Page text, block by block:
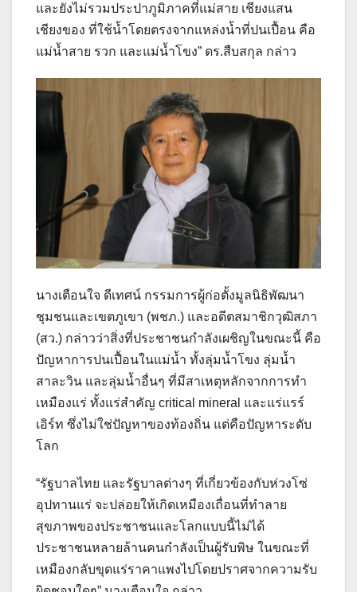
และยังไม่รวมประปาภูมิภาคที่แม่สาย เชียงแสน
เชียงของ ที่ใช้น้ำโดยตรงจากแหล่งน้ำที่ปนเปื้อน คือ
แม่น้ำสาย รวก และแม่น้ำโขง” ดร.สืบสกุล กล่าว
นางเตือนใจ ดีเทศน์ กรรมการผู้ก่อตั้งมูลนิธิพัฒนา
ชุมชนและเขตภูเขา (พชภ.) และอดีตสมาชิกวุฒิสภา
(สว.) กล่าวว่าสิ่งที่ประชาชนกำลังเผชิญในขณะนี้ คือ
ปัญหาการปนเปื้อนในแม่น้ำ ทั้งลุ่มน้ำโขง ลุ่มน้ำ
สาละวิน และลุ่มน้ำอื่นๆ ที่มีสาเหตุหลักจากการทำ
เหมืองแร่ ทั้งแร่สำคัญ critical mineral และแร่แรร์
เอิร์ท ซึ่งไม่ใช่ปัญหาของท้องถิ่น แต่คือปัญหาระดับ
โลก
“รัฐบาลไทย และรัฐบาลต่างๆ ที่เกี่ยวข้องกับห่วงโซ่
อุปทานแร่ จะปล่อยให้เกิดเหมืองเถื่อนที่ทำลาย
สุขภาพของประชาชนและโลกแบบนี้ไม่ได้
ประชาชนหลายล้านคนกำลังเป็นผู้รับพิษ ในขณะที่
เหมืองกลับขุดแร่ราคาแพงไปโดยปราศจากความรับ